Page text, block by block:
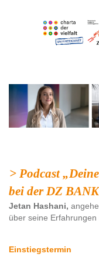
> Podcast
bei der DZ
Jetan Hashani,
über seine Erfahrungen
Einstiegstermin